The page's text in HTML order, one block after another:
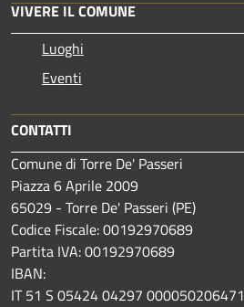
VIVERE IL COMUNE
Luoghi
Eventi
CONTATTI
Comune di Torre De' Passeri
Piazza 6 Aprile 2009
65029 - Torre De' Passeri (PE)
Codice Fiscale: 00192970689
Partita IVA: 00192970689
IBAN:
IT 51 S 05424 04297 000050206471